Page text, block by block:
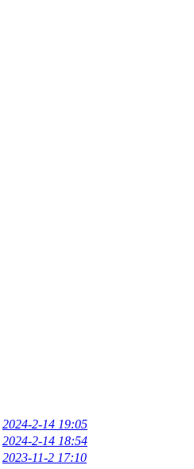
2024-2-14 19:05
2024-2-14 18:54
2023-11-2 17:10